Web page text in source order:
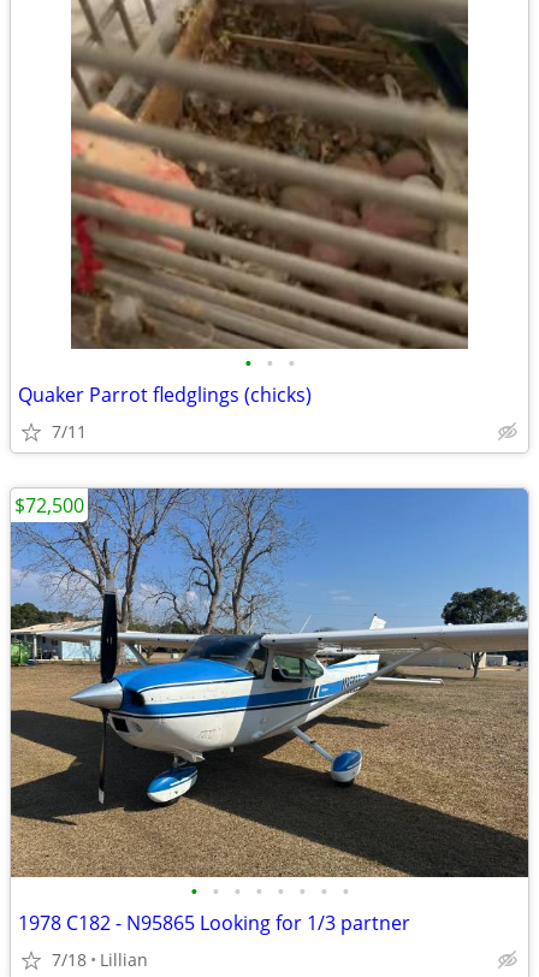
• • •
Quaker Parrot fledglings (chicks)
7/11
• • • • • • • •
1978 C182 - N95865 Looking for 1/3 partner
7/18 Lillian
$72,500